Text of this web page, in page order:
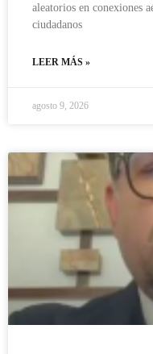
aleatorios en conexiones
ciudadanos
LEER MÁS »
agosto 9, 2026